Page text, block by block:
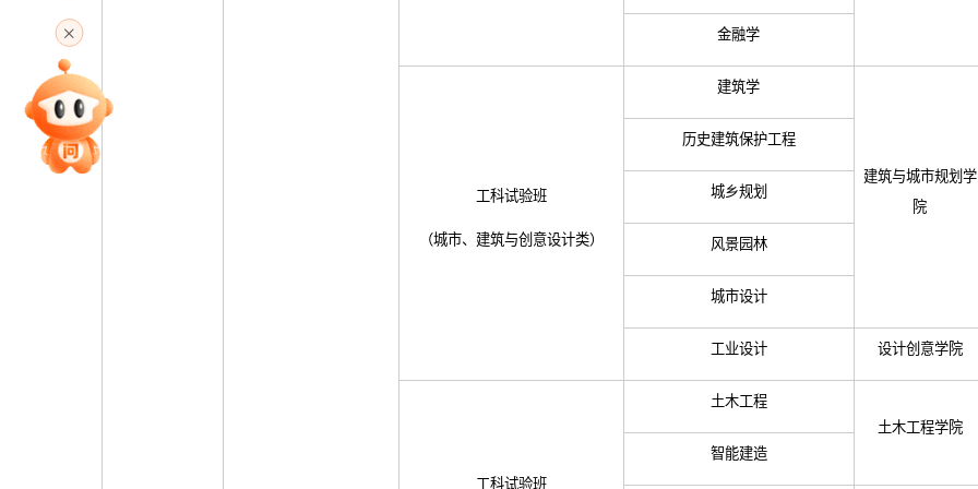
专家指导课
金融学
工科试验班
（城市、建筑与创意设计类）
建筑学
建筑与城市规划学
院
历史建筑保护工程
城乡规划
风景园林
城市设计
工业设计 设计创意学院
工科试验班
土木工程
土木工程学院
智能建造